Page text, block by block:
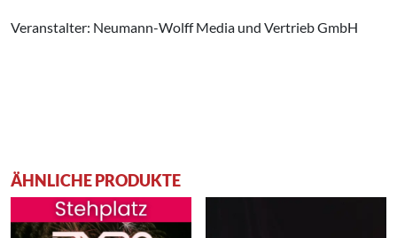
Veranstalter: Neumann-Wolff Media und Vertrieb GmbH
ÄHNLICHE PRODUKTE